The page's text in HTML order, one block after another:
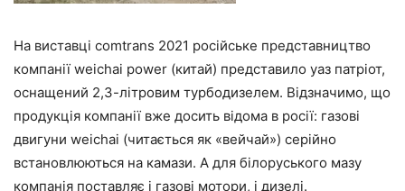
На виставці comtrans 2021 російське представництво
компанії weichai power (китай) представило уаз патріот,
оснащений 2,3-літровим турбодизелем. Відзначимо, що
продукція компанії вже досить відома в росії: газові
двигуни weichai (читається як «вейчай») серійно
встановлюються на камази. А для білоруського мазу
компанія поставляє і газові мотори, і дизелі.